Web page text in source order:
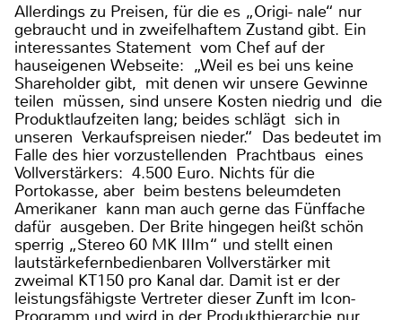
Allerdings zu Preisen, für die es „Origi- nale“ nur
gebraucht und in zweifelhaftem Zustand gibt. Ein
interessantes Statement vom Chef auf der
hauseigenen Webseite: „Weil es bei uns keine
Shareholder gibt, mit denen wir unsere Gewinne
teilen müssen, sind unsere Kosten niedrig und die
Produktlaufzeiten lang; beides schlägt sich in
unseren Verkaufspreisen nieder.“ Das bedeutet im
Falle des hier vorzustellenden Prachtbaus eines
Vollverstärkers: 4.500 Euro. Nichts für die
Portokasse, aber beim bestens beleumdeten
Amerikaner kann man auch gerne das Fünffache
dafür ausgeben. Der Brite hingegen heißt schön
sperrig „Stereo 60 MK IIIm“ und stellt einen
lautstärkefernbedienbaren Vollverstärker mit
zweimal KT150 pro Kanal dar. Damit ist er der
leistungsfähigste Vertreter dieser Zunft im Icon-